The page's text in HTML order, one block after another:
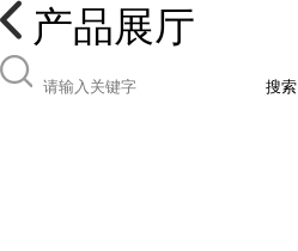
产品展厅
搜索